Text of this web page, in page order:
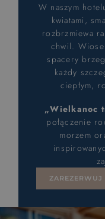
W naszym
kwiatami,
rozbrzmiewa
chwil.
spacery
każdy
ciepłym,
„Wielkanoc
połączenie
morzem
ZAREZERWUJ